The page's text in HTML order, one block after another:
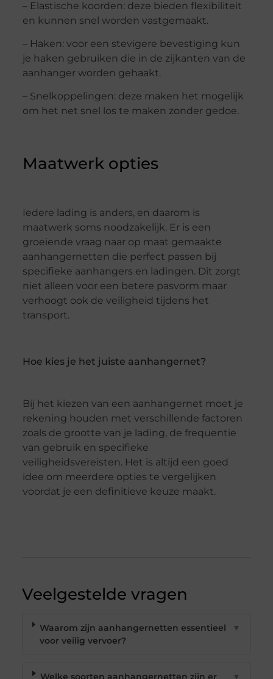
– Elastische koorden: deze bieden flexibiliteit
en kunnen snel worden vastgemaakt.
– Haken: voor een stevigere bevestiging kun
je haken gebruiken die in de zijkanten van de
aanhanger worden gehaakt.
– Snelkoppelingen: deze maken het mogelijk
om het net snel los te maken zonder gedoe.
Maatwerk opties
Iedere lading is anders, en daarom is
maatwerk soms noodzakelijk. Er is een
groeiende vraag naar op maat gemaakte
aanhangernetten die perfect passen bij
specifieke aanhangers en ladingen. Dit zorgt
niet alleen voor een betere pasvorm maar
verhoogt ook de veiligheid tijdens het
transport.
Hoe kies je het juiste aanhangernet?
Bij het kiezen van een aanhangernet moet je
rekening houden met verschillende factoren
zoals de grootte van je lading, de frequentie
van gebruik en specifieke
veiligheidsvereisten. Het is altijd een goed
idee om meerdere opties te vergelijken
voordat je een definitieve keuze maakt.
Veelgestelde vragen
Waarom zijn aanhangernetten essentieel
voor veilig vervoer?
▼
Welke soorten aanhangernetten zijn er
▼